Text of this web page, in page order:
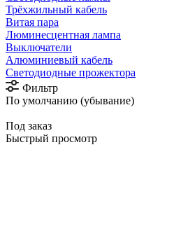
Трёхжильный кабель
Витая пара
Люминесцентная лампа
Выключатели
Алюминиевый кабель
Светодиодные прожектора
Фильтр
По умолчанию (убывание)
Под заказ
Быстрый просмотр